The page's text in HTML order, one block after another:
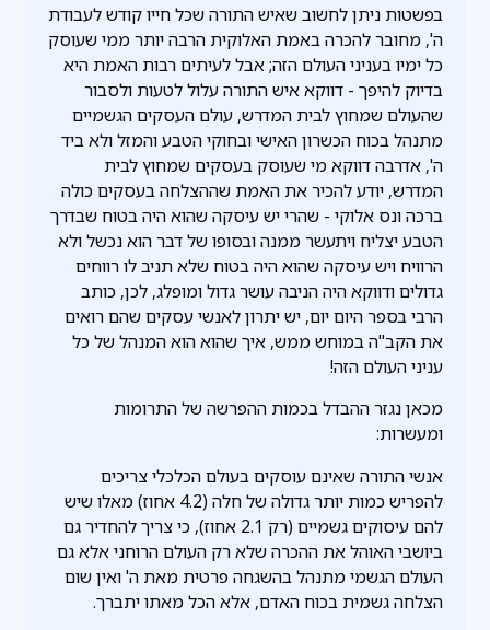
בפשטות ניתן לחשוב שאיש התורה שכל חייו קודש לעבודת
ה', מחובר להכרה באמת האלוקית הרבה יותר ממי שעוסק
כל ימיו בעניני העולם הזה; אבל לעיתים רבות האמת היא
בדיוק להיפך - דווקא איש התורה עלול לטעות ולסבור
שהעולם שמחוץ לבית המדרש, עולם העסקים הגשמיים
מתנהל בכוח הכשרון האישי ובחוקי הטבע והמזל ולא ביד
ה', אדרבה דווקא מי שעוסק בעסקים שמחוץ לבית
המדרש, יודע להכיר את האמת שההצלחה בעסקים כולה
ברכה ונס אלוקי - שהרי יש עיסקה שהוא היה בטוח שבדרך
הטבע יצליח ויתעשר ממנה ובסופו של דבר הוא נכשל ולא
הרוויח ויש עיסקה שהוא היה בטוח שלא תניב לו רווחים
גדולים ודווקא היה הניבה עושר גדול ומופלג, לכן, כותב
הרבי בספר היום יום, יש יתרון לאנשי עסקים שהם רואים
את הקב"ה במוחש ממש, איך שהוא הוא המנהל של כל
עניני העולם הזה!
מכאן נגזר ההבדל בכמות ההפרשה של התרומות
ומעשרות:
אנשי התורה שאינם עוסקים בעולם הכלכלי צריכים
להפריש כמות יותר גדולה של חלה (4.2 אחוז) מאלו שיש
להם עיסוקים גשמיים (רק 2.1 אחוז), כי צריך להחדיר גם
ביושבי האוהל את ההכרה שלא רק העולם הרוחני אלא גם
העולם הגשמי מתנהל בהשגחה פרטית מאת ה' ואין שום
הצלחה גשמית בכוח האדם, אלא הכל מאתו יתברך.